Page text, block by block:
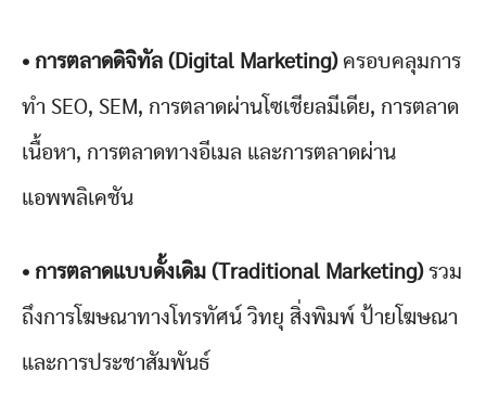
• การตลาดดิจิทัล (Digital Marketing)ครอบคลุมการ
ทำ SEO, SEM, การตลาดผ่านโซเชียลมีเดีย, การตลาด
เนื้อหา, การตลาดทางอีเมล และการตลาดผ่าน
แอพพลิเคชัน
• การตลาดแบบดั้งเดิม (Traditional Marketing)รวม
ถึงการโฆษณาทางโทรทัศน์ วิทยุ สิ่งพิมพ์ ป้ายโฆษณา
และการประชาสัมพันธ์